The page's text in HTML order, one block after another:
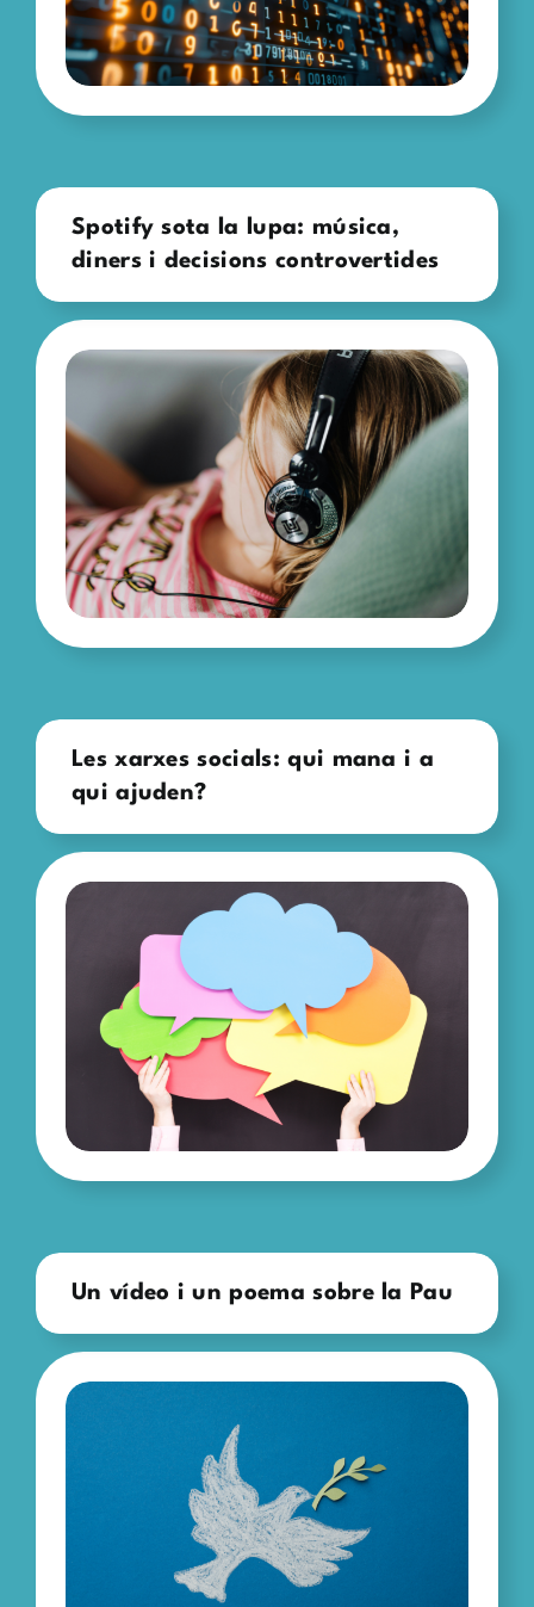
Spotify sota la lupa: música,
diners i decisions controvertides
Les xarxes socials: qui mana i a
qui ajuden?
Un vídeo i un poema sobre la Pau